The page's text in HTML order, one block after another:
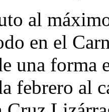
al
en el
una forma
febrero al